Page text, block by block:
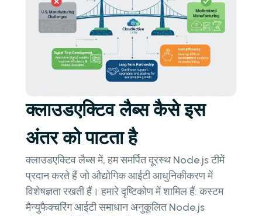
क्लाउडएक्टिव लैब्स कैसे इस
अंतर को पाटता है
क्लाउडएक्टिव लैब्स में, हम समर्पित दूरस्थ Node.js टीमें
प्रदान करते हैं जो औद्योगिक आईटी आधुनिकीकरण में
विशेषज्ञता रखती हैं। हमारे दृष्टिकोण में शामिल हैं: कस्टम
मैन्युफैक्चरिंग आईटी समाधान अनुकूलित Node.js